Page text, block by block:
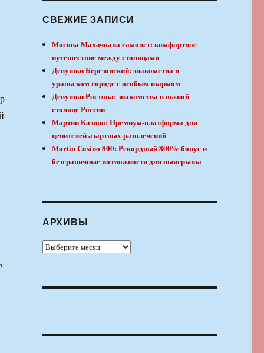
СВЕЖИЕ ЗАПИСИ
Москва Махачкала самолет: комфортное
путешествие между столицами
Девушки Березовский: знакомства в
уральском городе с особым шармом
Девушки Ростова: знакомства в южной
столице России
Мартин Казино: Премиум-платформа для
ценителей азартных развлечений
Martin Casino 800: Рекордный 800% бонус и
безграничные возможности для выигрыша
АРХИВЫ
Архивы